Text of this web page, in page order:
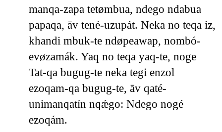
manqa-zapa tetømbua, ndego ndabua
papaqa, āv tené-uzupát. Neka no teqa iz,
khandi mbuk-te ndøpeawap, nombó-
evøzamák. Yaq no teqa yaq-te, noge
Tat-qa bugug-te neka tegi enzol
ezoqam-qa bugug-te, āv qaté-
unimanqatín nqǽgo: Ndego nogé
ezoqám.